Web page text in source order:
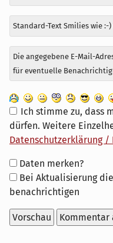
Standard-Text Smilies wie
Die angegebene E-Mail-
für eventuelle
Ich stimme zu, dass
dürfen. Weitere
Datenschutzerklärung /
Formular-
Optionen
Daten merken?
Bei Aktualisierung
benachrichtigen